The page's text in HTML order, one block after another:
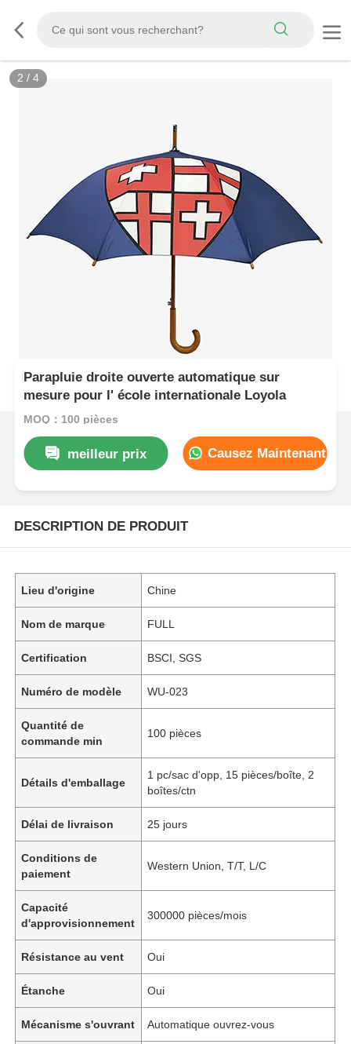
2 / 4
Parapluie droite ouverte automatique sur
mesure pour l' école internationale Loyola
MOQ：100 pièces
meilleur prix Causez Maintenant
DESCRIPTION DE PRODUIT
Lieu d'origine Chine
Nom de marque FULL
Certification BSCI, SGS
Numéro de modèle WU-023
Quantité de
commande min
100 pièces
Détails d'emballage
1 pc/sac d'opp, 15 pièces/boîte, 2
boîtes/ctn
Délai de livraison 25 jours
Conditions de
paiement
Western Union, T/T, L/C
Capacité
d'approvisionnement
300000 pièces/mois
Résistance au vent Oui
Étanche Oui
Mécanisme s'ouvrant Automatique ouvrez-vous